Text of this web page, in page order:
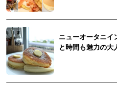
ニューオータニイ
と時間も魅力の大